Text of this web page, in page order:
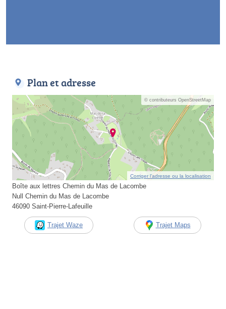
Plan et adresse
© contributeurs OpenStreetMap
Corriger l’adresse ou la localisation
Boîte aux lettres Chemin du Mas de Lacombe
Null Chemin du Mas de Lacombe
46090 Saint-Pierre-Lafeuille
Trajet Waze Trajet Maps